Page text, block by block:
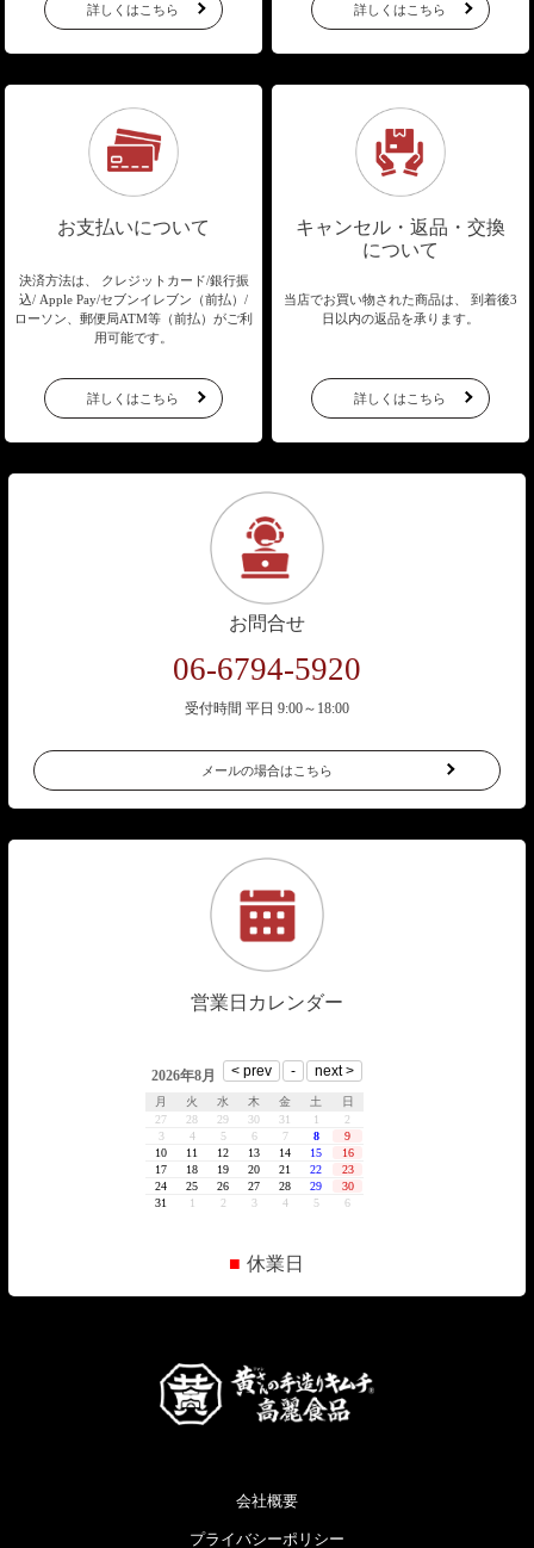
詳しくはこちら 詳しくはこちら
お支払いについて
決済方法は、 クレジットカード/銀行振
込/ Apple Pay/セブンイレブン（前払）/
ローソン、郵便局ATM等（前払）がご利
用可能です。
詳しくはこちら
キャンセル・返品・交換
について
当店でお買い物された商品は、
到着後3
日以内の返品を承ります。
詳しくはこちら
お問合せ
06-6794-5920
受付時間 平日 9:00～18:00
メールの場合はこちら
営業日カレンダー
■ 休業日
会社概要
プライバシーポリシー